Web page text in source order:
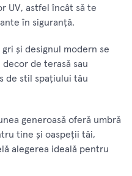
UV, astfel încât să te
în siguranță.
gri și designul modern se
de terasă sau
de stil spațiului tău
generoasă oferă umbră
tine și oaspeții tăi,
alegerea ideală pentru